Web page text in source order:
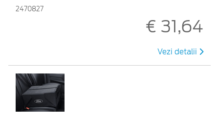
2470827
€ 31,64
Vezi detalii